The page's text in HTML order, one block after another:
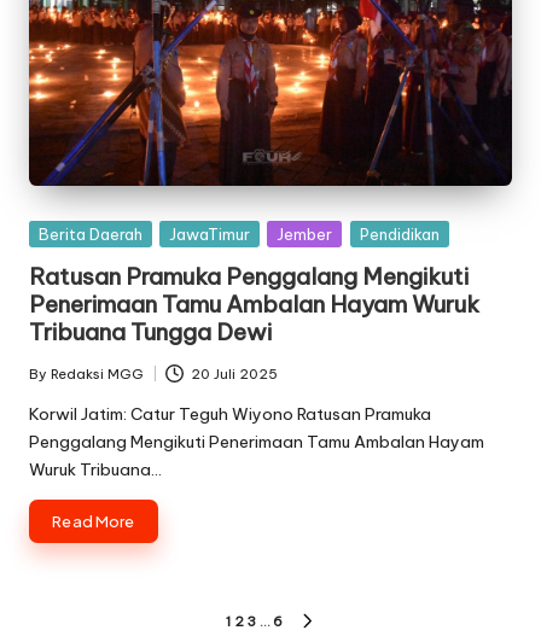
Posted
Berita Daerah JawaTimur Jember Pendidikan
Ratusan Pramuka Penggalang Mengikuti
Penerimaan Tamu Ambalan Hayam Wuruk
Tribuana Tungga Dewi
Posted
by
By Redaksi MGG 20 Juli 2025
Korwil Jatim: Catur Teguh Wiyono Ratusan Pramuka
Penggalang Mengikuti Penerimaan Tamu Ambalan Hayam
Wuruk Tribuana…
Read More
1 2 3 … 6